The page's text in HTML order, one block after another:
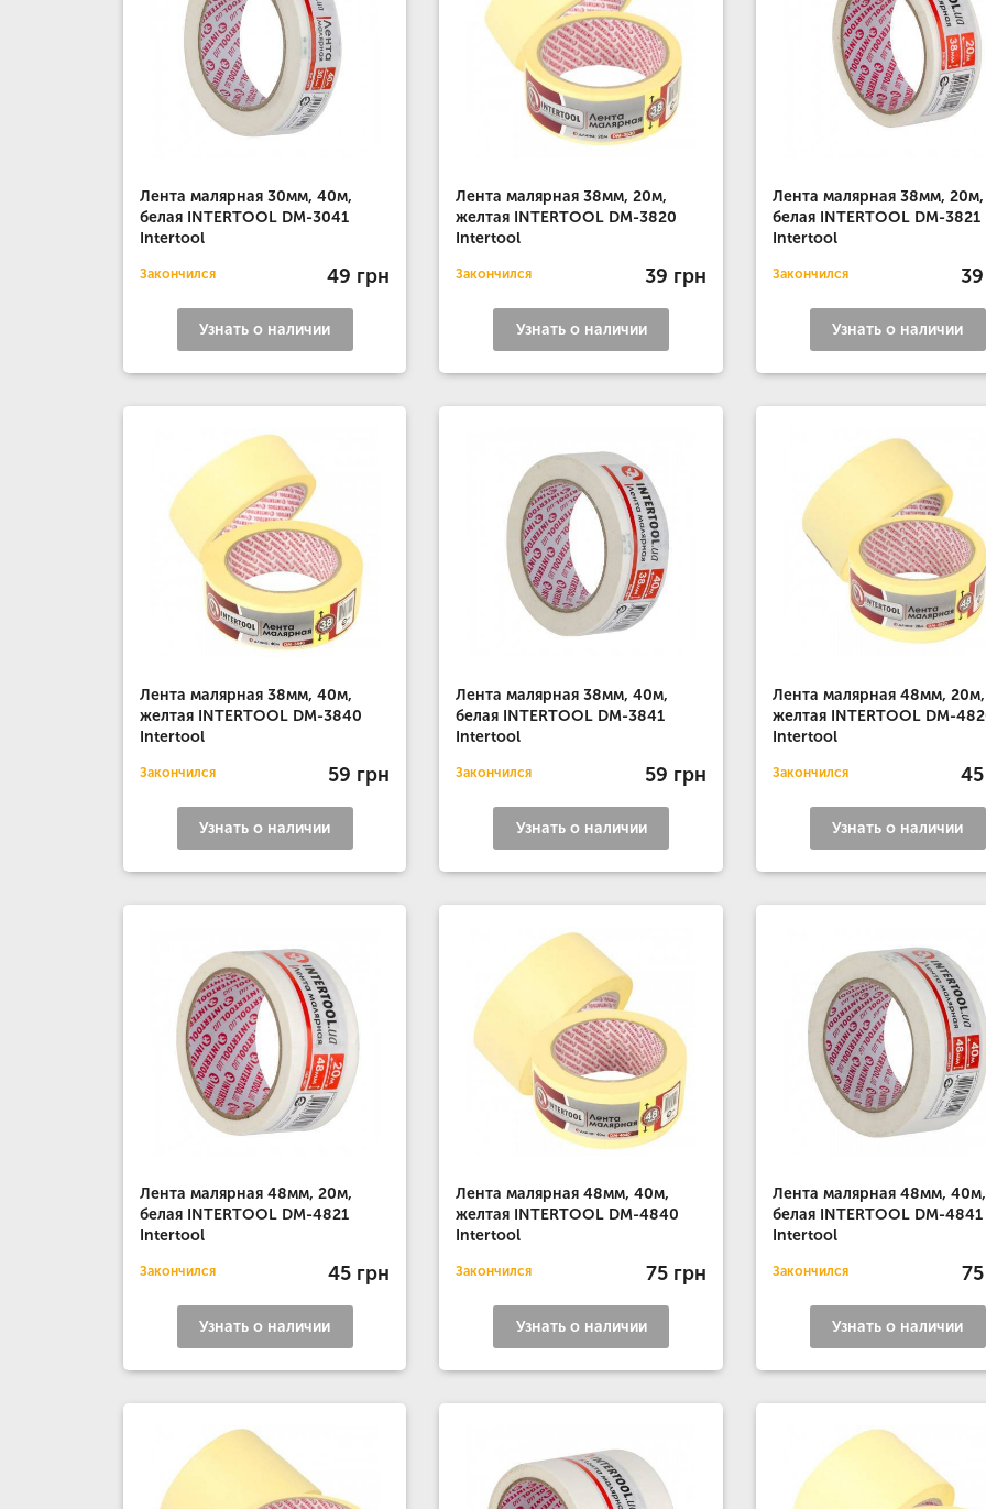
Лента малярная 30мм, 40м,
белая INTERTOOL DM-3041
Intertool
Закончился 49 грн
Узнать о наличии
Лента малярная 38мм, 20м,
желтая INTERTOOL DM-3820
Intertool
Закончился 39 грн
Узнать о наличии
Лента малярная 38мм, 20м,
белая INTERTOOL DM-3821
Intertool
Закончился
Узнать о наличии
Лента малярная 38мм, 40м,
желтая INTERTOOL DM-3840
Intertool
Закончился 59 грн
Узнать о наличии
Лента малярная 38мм, 40м,
белая INTERTOOL DM-3841
Intertool
Закончился 59 грн
Узнать о наличии
Лента малярная 48мм, 20м,
желтая INTERTOOL DM-
Intertool
Закончился
Узнать о наличии
Лента малярная 48мм, 20м,
белая INTERTOOL DM-4821
Intertool
Закончился 45 грн
Узнать о наличии
Лента малярная 48мм, 40м,
желтая INTERTOOL DM-4840
Intertool
Закончился 75 грн
Узнать о наличии
Лента малярная 48мм, 40м,
белая INTERTOOL DM-4841
Intertool
Закончился
Узнать о наличии